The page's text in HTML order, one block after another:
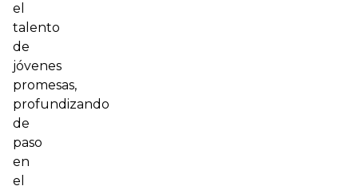
el
talento
de
jóvenes
promesas,
profundizando
de
paso
en
el